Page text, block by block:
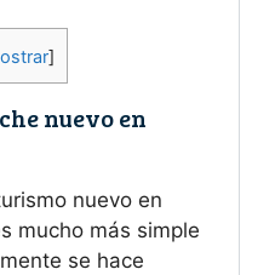
]
nuevo en
nuevo en
mucho más simple
se hace